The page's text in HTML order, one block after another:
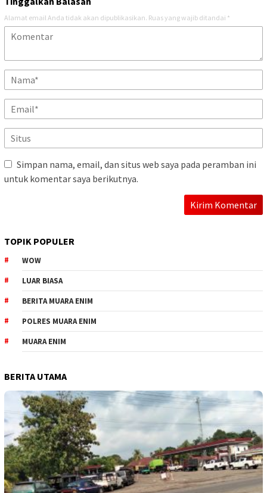
Alamat email Anda tidak akan dipublikasikan. Ruas yang wajib ditandai *
Simpan nama, email, dan situs web saya pada peramban ini
untuk komentar saya berikutnya.
TOPIK POPULER
WOW
LUAR BIASA
BERITA MUARA ENIM
POLRES MUARA ENIM
MUARA ENIM
BERITA UTAMA